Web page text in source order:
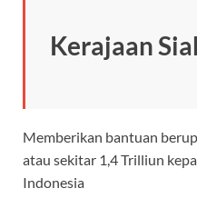
Kerajaan
Memberikan bantuan
atau sekitar 1,4 Trilliun
Indonesia